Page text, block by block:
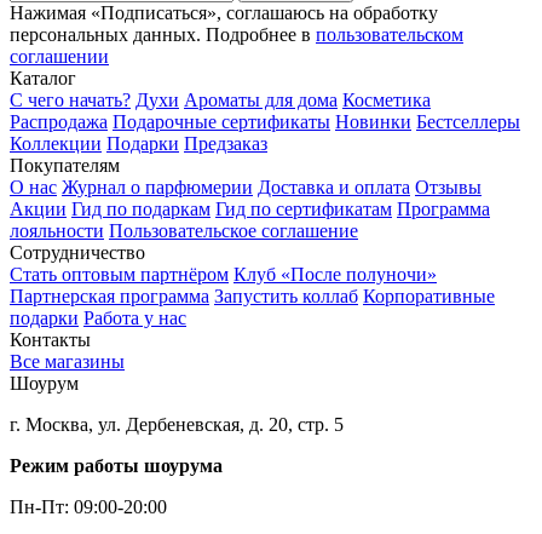
Нажимая «Подписаться», соглашаюсь на обработку
персональных данных. Подробнее в пользовательском
соглашении
Каталог
С чего начать? Духи Ароматы для дома Косметика
Распродажа Подарочные сертификаты Новинки Бестселлеры
Коллекции Подарки Предзаказ
Покупателям
О нас Журнал о парфюмерии Доставка и оплата Отзывы
Акции Гид по подаркам Гид по сертификатам Программа
лояльности Пользовательское соглашение
Сотрудничество
Стать оптовым партнёром Клуб «После полуночи»
Партнерская программа Запустить коллаб Корпоративные
подарки Работа у нас
Контакты
Все магазины
Шоурум
г. Москва, ул. Дербеневская, д. 20, стр. 5
Режим работы шоурума
Пн-Пт: 09:00-20:00